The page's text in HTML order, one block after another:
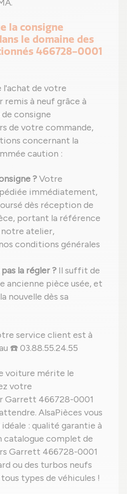
la consigne
le domaine des
466728-0001
l'achat de votre
à neuf grâce à
consigne
de votre commande,
concernant la
caution :
?Votre
immédiatement,
dès réception de
portant la référence
atelier,
conditions générales
la régler ? Il suffit de
ancienne pièce usée, et
nouvelle dès sa
service client est à
☎️ 03.88.55.24.55
voiture mérite le
votre
Garrett 466728-0001
AlsaPièces vous
: qualité garantie à
catalogue complet de
Garrett 466728-0001
ou des turbos neufs
types de véhicules !